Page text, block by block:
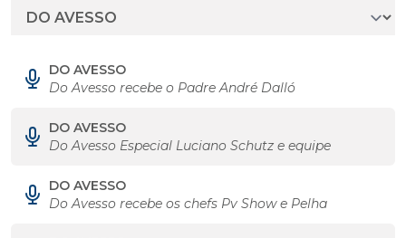
DO AVESSO
Do Avesso recebe o Padre André Dalló
DO AVESSO
Do Avesso Especial Luciano Schutz e equipe
DO AVESSO
Do Avesso recebe os chefs Pv Show e Pelha